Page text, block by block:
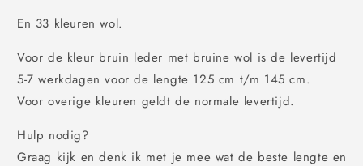
En 33 kleuren wol.
Voor de kleur bruin leder met bruine wol is de levertijd
5-7 werkdagen voor de lengte 125 cm t/m 145 cm.
Voor overige kleuren geldt de normale levertijd.
Hulp nodig?
Graag kijk en denk ik met je mee wat de beste lengte en